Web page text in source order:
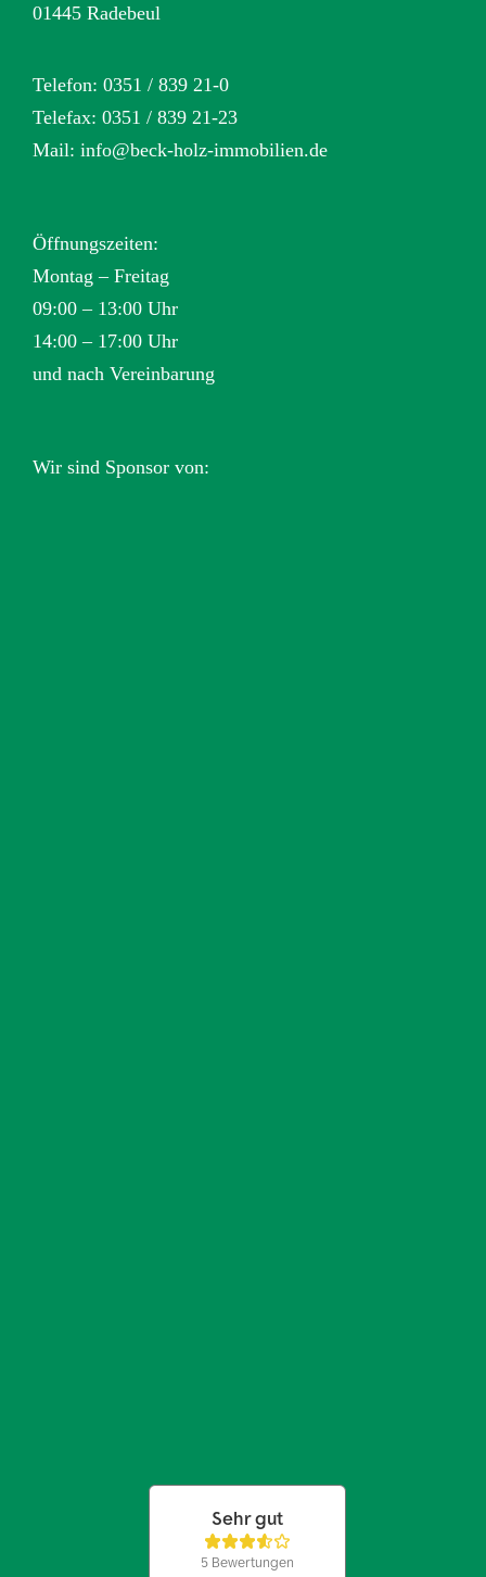
01445 Radebeul
Telefon: 0351 / 839 21-0
Telefax: 0351 / 839 21-23
Mail: info@beck-holz-immobilien.de
Öffnungszeiten:
Montag – Freitag
09:00 – 13:00 Uhr
14:00 – 17:00 Uhr
und nach Vereinbarung
Wir sind Sponsor von: